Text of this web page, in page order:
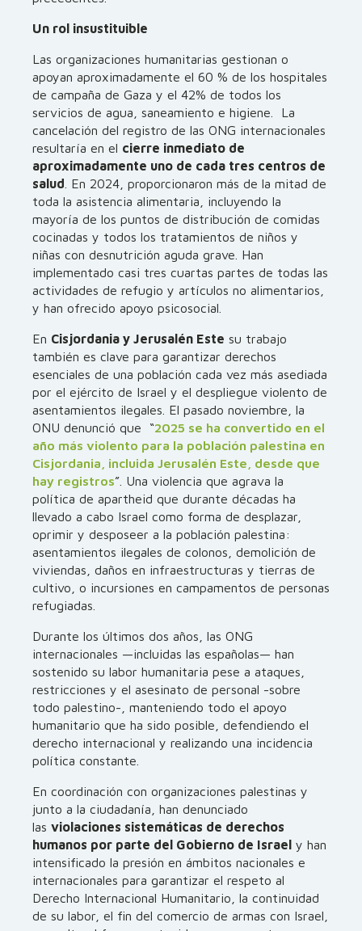
Un rol insustituible
Las organizaciones humanitarias gestionan o
apoyan aproximadamente el 60 % de los hospitales
de campaña de Gaza y el 42% de todos los
servicios de agua, saneamiento e higiene. La
cancelación del registro de las ONG internacionales
resultaría en el cierre inmediato de
aproximadamente uno de cada tres centros de
salud . En 2024, proporcionaron más de la mitad de
toda la asistencia alimentaria, incluyendo la
mayoría de los puntos de distribución de comidas
cocinadas y todos los tratamientos de niños y
niñas con desnutrición aguda grave. Han
implementado casi tres cuartas partes de todas las
actividades de refugio y artículos no alimentarios,
y han ofrecido apoyo psicosocial.
En Cisjordania y Jerusalén Este su trabajo
también es clave para garantizar derechos
esenciales de una población cada vez más asediada
por el ejército de Israel y el despliegue violento de
asentamientos ilegales. El pasado noviembre, la
ONU denunció que “2025 se ha convertido en el
año más violento para la población palestina en
Cisjordania, incluida Jerusalén Este, desde que
hay registros”. Una violencia que agrava la
política de apartheid que durante décadas ha
llevado a cabo Israel como forma de desplazar,
oprimir y desposeer a la población palestina:
asentamientos ilegales de colonos, demolición de
viviendas, daños en infraestructuras y tierras de
cultivo, o incursiones en campamentos de personas
refugiadas.
Durante los últimos dos años, las ONG
internacionales —incluidas las españolas— han
sostenido su labor humanitaria pese a ataques,
restricciones y el asesinato de personal -sobre
todo palestino-, manteniendo todo el apoyo
humanitario que ha sido posible, defendiendo el
derecho internacional y realizando una incidencia
política constante.
En coordinación con organizaciones palestinas y
junto a la ciudadanía, han denunciado
las violaciones sistemáticas de derechos
humanos por parte del Gobierno de Israel y han
intensificado la presión en ámbitos nacionales e
internacionales para garantizar el respeto al
Derecho Internacional Humanitario, la continuidad
de su labor, el fin del comercio de armas con Israel,